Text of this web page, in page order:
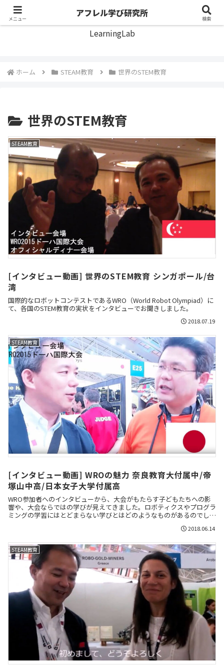
アフレル学び研究所
LearningLab
ホーム STEAM教育 世界のSTEM教育
世界のSTEM教育
STEAM教育
[インタビュー動画] 世界のSTEM教育 シンガポール/台
湾
国際的なロボットコンテストであるWRO（World Robot Olympiad）に
て、各国のSTEM教育の実状をインタビューでお聞きしました。
2018.07.19
STEAM教育
[インタビュー動画] WROの魅力 奈良教育大付属中/帝
塚山中高/日本女子大学付属高
WRO参加者へのインタビューから、大会がもたらす子どもたちへの影
響や、大会ならではの学びが見えてきました。ロボティクスやプログラ
ミングの学習にはとどまらない学びとはどのようなものがあるのでしょ
2018.06.14
STEAM教育
メニュー
アフレル学び研究所
検索